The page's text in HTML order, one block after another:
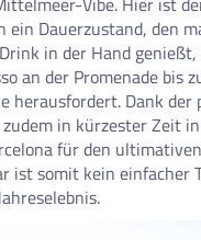
ein Dauerzustand, den
in der Hand
an der Promenade bis
herausfordert. Dank der
in kürzester Zeit
für den
ist somit kein einfacher